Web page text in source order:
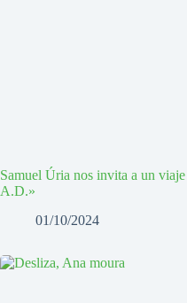
Samuel Úria nos invita a un
A.D.»
01/10/2024